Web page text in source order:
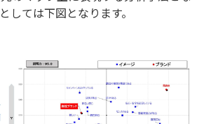
しては下図となります。